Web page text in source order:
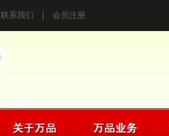
联系我们 会员注册